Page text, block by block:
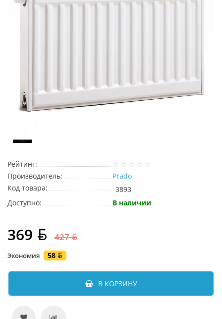
Рейтинг:
Производитель:
Prado
Код товара:
3893
Доступно:
В наличии
369 427
Экономия 58
В КОРЗИНУ